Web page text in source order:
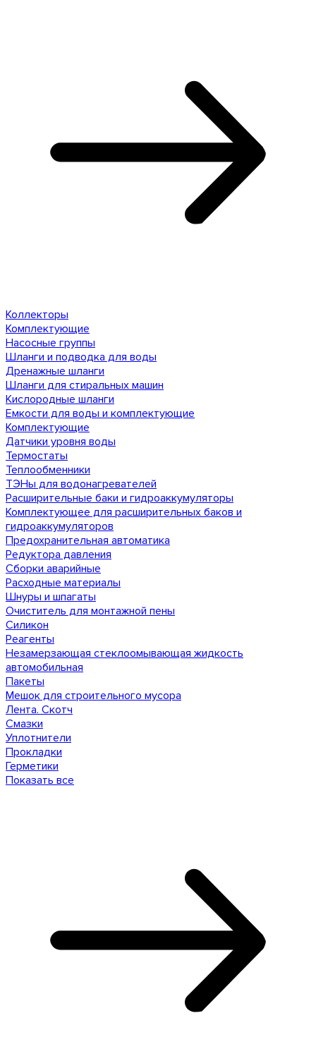
Коллекторы
Комплектующие
Насосные группы
Шланги и подводка для воды
Дренажные шланги
Шланги для стиральных машин
Кислородные шланги
Емкости для воды и комплектующие
Комплектующие
Датчики уровня воды
Термостаты
Теплообменники
ТЭНы для водонагревателей
Расширительные баки и гидроаккумуляторы
Комплектующее для расширительных баков и
гидроаккумуляторов
Предохранительная автоматика
Редуктора давления
Сборки аварийные
Расходные материалы
Шнуры и шпагаты
Очиститель для монтажной пены
Силикон
Реагенты
Незамерзающая стеклоомывающая жидкость
автомобильная
Пакеты
Мешок для строительного мусора
Лента. Скотч
Смазки
Уплотнители
Прокладки
Герметики
Показать все